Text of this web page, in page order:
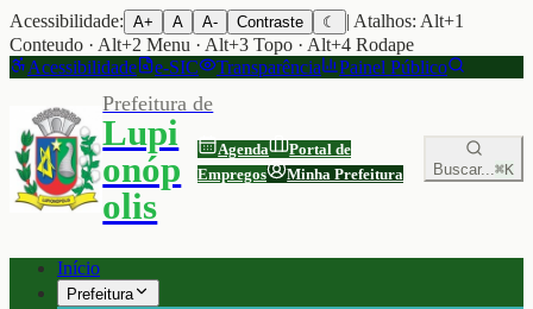
Acessibilidade: A+ A A- Contraste ☾
| Atalhos: Alt+1
Conteudo · Alt+2 Menu · Alt+3 Topo · Alt+4 Rodape
Acessibilidade
e-SIC Transparência Painel Público
Prefeitura de
Lupi
onóp
olis
Agenda
Portal de
Empregos
Minha Prefeitura Buscar...⌘K
Início
Prefeitura